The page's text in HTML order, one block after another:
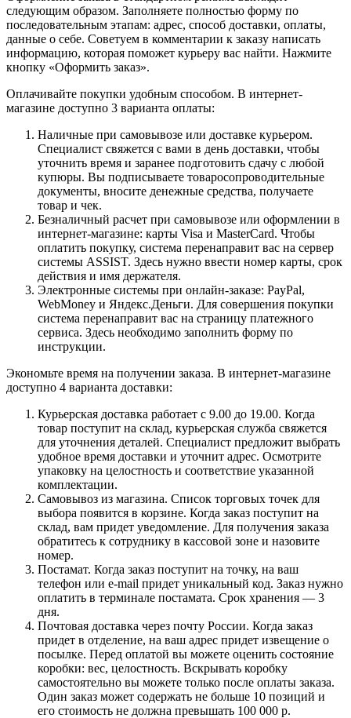
следующим образом. Заполняете полностью форму по
последовательным этапам: адрес, способ доставки, оплаты,
данные о себе. Советуем в комментарии к заказу написать
информацию, которая поможет курьеру вас найти. Нажмите
кнопку «Оформить заказ».
Оплачивайте покупки удобным способом. В интернет-
магазине доступно 3 варианта оплаты:
Наличные при самовывозе или доставке курьером.
Специалист свяжется с вами в день доставки, чтобы
уточнить время и заранее подготовить сдачу с любой
купюры. Вы подписываете товаросопроводительные
документы, вносите денежные средства, получаете
товар и чек.
Безналичный расчет при самовывозе или оформлении в
интернет-магазине: карты Visa и MasterCard. Чтобы
оплатить покупку, система перенаправит вас на сервер
системы ASSIST. Здесь нужно ввести номер карты, срок
действия и имя держателя.
Электронные системы при онлайн-заказе: PayPal,
WebMoney и Яндекс.Деньги. Для совершения покупки
система перенаправит вас на страницу платежного
сервиса. Здесь необходимо заполнить форму по
инструкции.
Экономьте время на получении заказа. В интернет-магазине
доступно 4 варианта доставки:
Курьерская доставка работает с 9.00 до 19.00. Когда
товар поступит на склад, курьерская служба свяжется
для уточнения деталей. Специалист предложит выбрать
удобное время доставки и уточнит адрес. Осмотрите
упаковку на целостность и соответствие указанной
комплектации.
Самовывоз из магазина. Список торговых точек для
выбора появится в корзине. Когда заказ поступит на
склад, вам придет уведомление. Для получения заказа
обратитесь к сотруднику в кассовой зоне и назовите
номер.
Постамат. Когда заказ поступит на точку, на ваш
телефон или e-mail придет уникальный код. Заказ нужно
оплатить в терминале постамата. Срок хранения — 3
дня.
Почтовая доставка через почту России. Когда заказ
придет в отделение, на ваш адрес придет извещение о
посылке. Перед оплатой вы можете оценить состояние
коробки: вес, целостность. Вскрывать коробку
самостоятельно вы можете только после оплаты заказа.
Один заказ может содержать не больше 10 позиций и
его стоимость не должна превышать 100 000 р.